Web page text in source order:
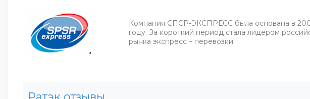
Компания СПСР-ЭКСПРЕСС была основана в
году. За короткий период стала лидером
рынка экспресс – перевозки.